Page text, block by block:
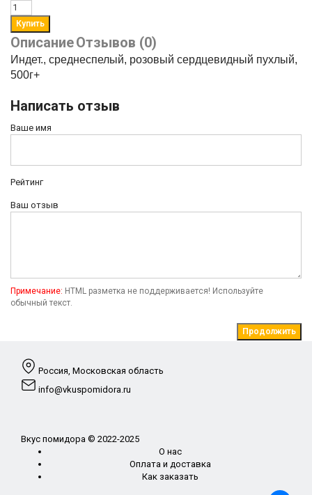
ОписаниеОтзывов (0)
Индет., среднеспелый, розовый сердцевидный пухлый,
500г+
Написать отзыв
Ваше имя
Рейтинг
Ваш отзыв
Примечание: HTML разметка не поддерживается! Используйте
обычный текст.
Продолжить
Россия, Московская область
info@vkuspomidora.ru
Вкус помидора © 2022-2025
О нас
Оплата и доставка
Как заказать